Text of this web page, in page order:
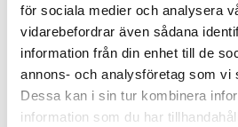
för sociala medier och analysera
vidarebefordrar även sådana
information från din enhet till de
annons- och analysföretag som vi
Dessa kan i sin tur kombinera
information som du har
Den är lätt att stiga på och av
och stabil att köra. Det
enkelt justeras fram och
extremt stark och hållbar
Ramen är lackerad med